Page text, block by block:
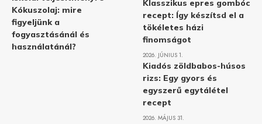
Kókuszolaj: mire
figyeljünk a
fogyasztásánál és
használatánál?
Klasszikus epres gombóc
recept: Így készítsd el a
tökéletes házi
finomságot
2026. JÚNIUS 1.
Kiadós zöldbabos-húsos
rizs: Egy gyors és
egyszerű egytálétel
recept
2026. MÁJUS 31.